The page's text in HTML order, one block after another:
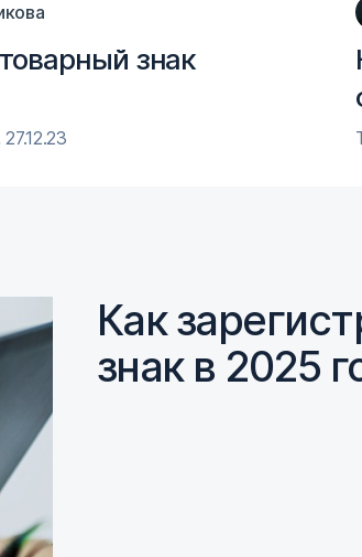
знак
27.12.23
Как
знак в 2025